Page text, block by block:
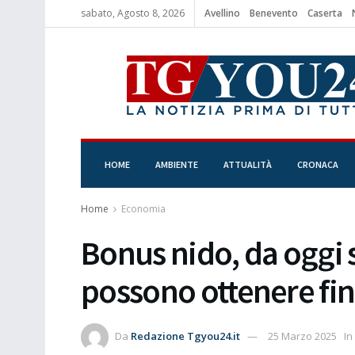
sabato, Agosto 8, 2026 Avellino Benevento Caserta
HOME AMBIENTE ATTUALITÀ CRONACA
Home Economia
Bonus nido, da
possono ottenere
Da Redazione Tgyou24.it 25 Marzo 2025 In